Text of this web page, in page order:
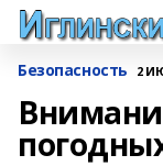
Безопасность 2